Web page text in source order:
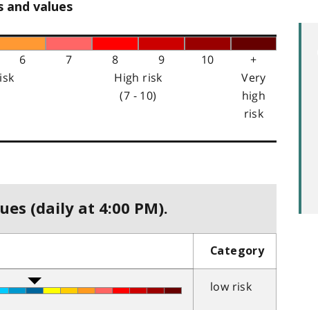
and values
6 7 8 9 10
+
High risk
(7 - 10)
Very
high
risk
(daily at 4:00 PM).
Category
low risk